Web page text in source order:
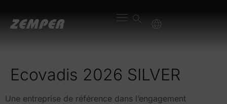
Ecovadis 2026 SILVER
Une entreprise de référence dans l’engagement